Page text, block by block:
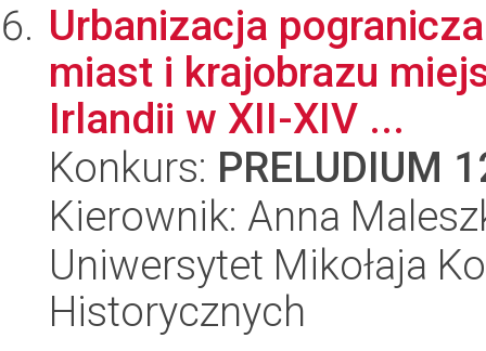
Urbanizacja
miast i krajobrazu
Irlandii w XII-XIV ...
Konkurs: PRELUDIUM
Kierownik: Anna
Uniwersytet Mikołaja
Historycznych